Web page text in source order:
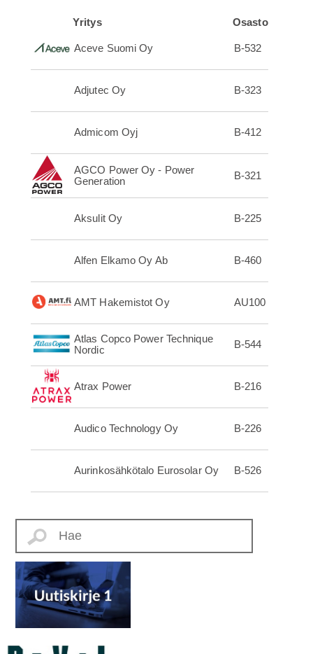
Yritys Osasto
Aceve Suomi Oy B-532
Adjutec Oy B-323
Admicom Oyj B-412
AGCO Power Oy - Power
Generation
B-321
Aksulit Oy B-225
Alfen Elkamo Oy Ab B-460
AMT Hakemistot Oy AU100
Atlas Copco Power Technique
Nordic
B-544
Atrax Power B-216
Audico Technology Oy B-226
Aurinkosähkötalo Eurosolar Oy B-526